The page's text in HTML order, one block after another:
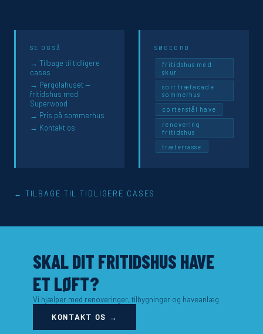
SE OGSÅ
→ Tilbage til tidligere
cases
→ Pergolahuset —
fritidshus med
Superwood
→ Pris på sommerhus
→ Kontakt os
SØGEORD
fritidshus med
skur
sort træfacade
sommerhus
cortenstål have
renovering
fritidshus
træterrasse
← TILBAGE TIL TIDLIGERE CASES
SKAL DIT FRITIDSHUS HAVE
ET LØFT?
Vi hjælper med renoveringer, tilbygninger og haveanlæg
KONTAKT OS →